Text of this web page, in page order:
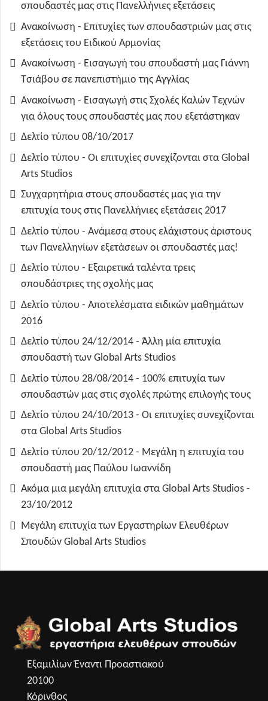
σπουδαστές μας στις Πανελλήνιες εξετάσεις
Ανακοίνωση - Επιτυχίες των σπουδαστριών μας στις
εξετάσεις του Ειδικού Αρμονίας
Ανακοίνωση - Εισαγωγή του σπουδαστή μας Γιάννη
Τσιάβου σε πανεπιστήμιο της Αγγλίας
Ανακοίνωση - Εισαγωγή στις Σχολές Καλών Τεχνών
για όλους τους σπουδαστές μας που εξετάστηκαν
Δελτίο τύπου 08/10/2017
Δελτίο τύπου - Οι επιτυχίες συνεχίζονται στα Global
Arts Studios
Συγχαρητήρια στους σπουδαστές μας για την
επιτυχία τους στις Πανελλήνιες εξετάσεις 2017
Δελτίο τύπου - Ανάμεσα στους ελάχιστους άριστους
των Πανελληνίων εξετάσεων οι σπουδαστές μας!
Δελτίο τύπου - Εξαιρετικά ταλέντα τρεις
σπουδάστριες της σχολής μας
Δελτίο τύπου - Αποτελέσματα ειδικών μαθημάτων
2016
Δελτίο τύπου 24/12/2014 - Άλλη μία επιτυχία
σπουδαστή των Global Arts Studios
Δελτίο τύπου 28/08/2014 - 100% επιτυχία των
σπουδαστών μας στις σχολές πρώτης επιλογής τους
Δελτίο τύπου 24/10/2013 - Οι επιτυχίες συνεχίζονται
στα Global Arts Studios
Δελτίο τύπου 20/12/2012 - Μεγάλη η επιτυχία του
σπουδαστή μας Παύλου Ιωαννίδη
Ακόμα μια μεγάλη επιτυχία στα Global Arts Studios -
23/10/2012
Μεγάλη επιτυχία των Εργαστηρίων Ελευθέρων
Σπουδών Global Arts Studios
Εξαμιλίων Έναντι Προαστιακού
20100
Κόρινθος